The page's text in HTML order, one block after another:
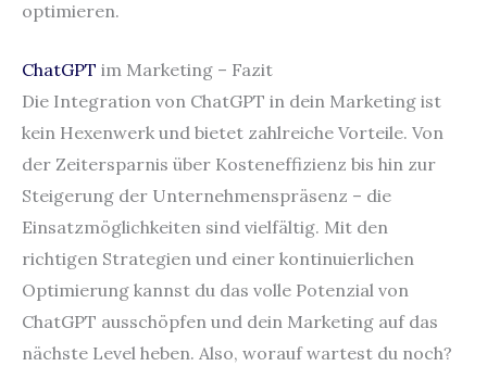
optimieren.
ChatGPT im Marketing – Fazit
Die Integration von ChatGPT in dein Marketing ist
kein Hexenwerk und bietet zahlreiche Vorteile. Von
der Zeitersparnis über Kosteneffizienz bis hin zur
Steigerung der Unternehmenspräsenz – die
Einsatzmöglichkeiten sind vielfältig. Mit den
richtigen Strategien und einer kontinuierlichen
Optimierung kannst du das volle Potenzial von
ChatGPT ausschöpfen und dein Marketing auf das
nächste Level heben. Also, worauf wartest du noch?